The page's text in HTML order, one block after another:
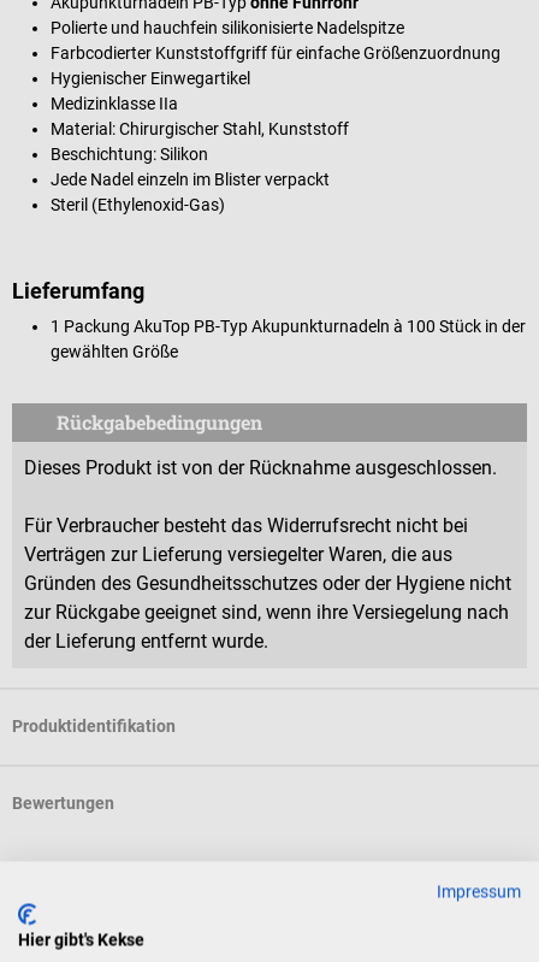
Polierte und hauchfein silikonisierte Nadelspitze
Farbcodierter Kunststoffgriff für einfache Größenzuordnung
Hygienischer Einwegartikel
Medizinklasse IIa
Material: Chirurgischer Stahl, Kunststoff
Beschichtung: Silikon
Jede Nadel einzeln im Blister verpackt
Steril (Ethylenoxid-Gas)
Lieferumfang
1 Packung AkuTop PB-Typ Akupunkturnadeln à 100 Stück in der
gewählten Größe
Rückgabebedingungen
Dieses Produkt ist von der Rücknahme ausgeschlossen.
Für Verbraucher besteht das Widerrufsrecht nicht bei
Verträgen zur Lieferung versiegelter Waren, die aus
Gründen des Gesundheitsschutzes oder der Hygiene nicht
zur Rückgabe geeignet sind, wenn ihre Versiegelung nach
der Lieferung entfernt wurde.
Produktidentifikation
Bewertungen
Zubehör Impressum
Hier gibt's Kekse